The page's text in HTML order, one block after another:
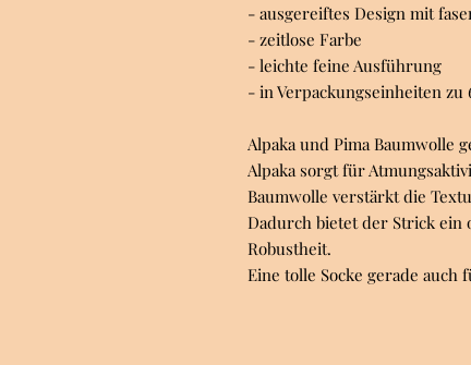
- ausgereiftes Design mit
- zeitlose Farbe
- leichte feine Ausführung
- in Verpackungseinheiten zu
Alpaka und Pima Baumwolle
Alpaka sorgt für
Baumwolle verstärkt die
Dadurch bietet der Strick ein
Robustheit.
Eine tolle Socke gerade auch